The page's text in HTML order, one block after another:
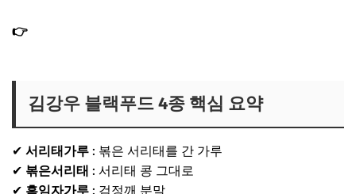
👉
김강우 블랙푸드 4종 핵심 요약
✔ 서리태가루 : 볶은 서리태를 간 가루
✔ 볶은서리태 : 서리태 콩 그대로
✔ 흑임자가루 : 검정깨 분말